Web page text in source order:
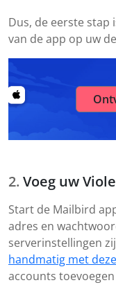
Dus, de eerste stap
van de app op uw
Voeg uw
Start de Mailbird
adres en
serverinstellingen
handmatig met
accounts